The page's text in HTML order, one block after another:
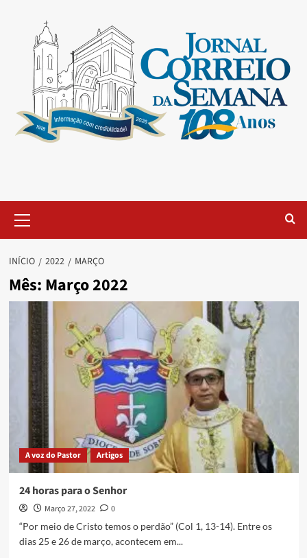
INÍCIO 2022 MARÇO
Mês: Março 2022
A voz do Pastor Artigos
24 horas para o Senhor
Março 27, 2022
0
“Por meio de Cristo temos o perdão” (Col 1, 13-14). Entre os
dias 25 e 26 de março, acontecem em...